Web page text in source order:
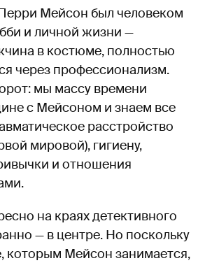
Мейсон был человеком
и личной жизни —
в костюме, полностью
через профессионализм.
мы массу времени
с Мейсоном и знаем все
расстройство
мировой), гигиену,
и отношения
на краях детективного
— в центре. Но поскольку
которым Мейсон занимается,